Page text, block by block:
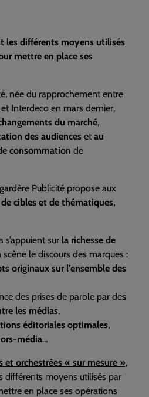
les différents moyens utilisés
mettre en place ses
née du rapprochement entre
Interdeco en mars dernier,
du marché,
des audiences et au
consommation de
Publicité propose aux
cibles et de thématiques,
s’appuient sur la richesse de
le discours des marques :
originaux sur l’ensemble des
des prises de parole par des
les médias,
éditoriales optimales,
média…
et orchestrées « sur mesure »,
différents moyens utilisés par
en place ses opérations